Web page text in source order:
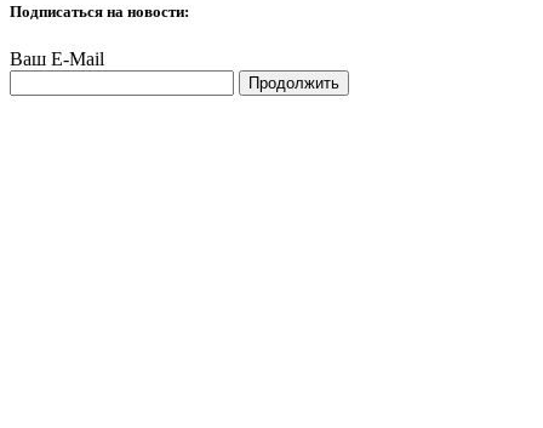
Подписаться на новости:
Ваш E-Mail
Продолжить